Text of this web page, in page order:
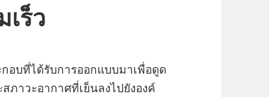
ร็ว
อบที่ได้รับการออกแบบมาเพื่อดูด
าวะอากาศที่เย็นลงไปยังองค์